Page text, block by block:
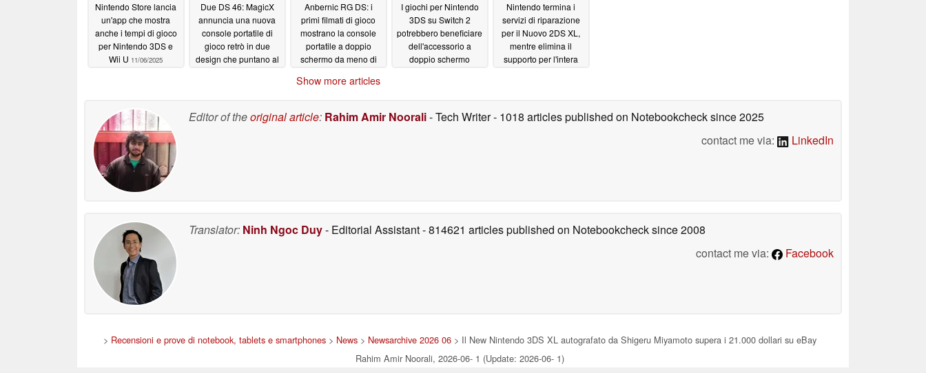
Nintendo Store lancia
un'app che mostra
anche i tempi di gioco
per Nintendo 3DS e
Wii U 11/06/2025
Due DS 46: MagicX
annuncia una nuova
console portatile di
gioco retrò in due
design che puntano al
Anbernic RG DS: i
primi filmati di gioco
mostrano la console
portatile a doppio
schermo da meno di
giochi per Nintendo DS
supporto dello stilo
I giochi per Nintendo
3DS su Switch 2
potrebbero beneficiare
dell'accessorio a
doppio schermo
Nintendo termina i
servizi di riparazione
per il Nuovo 2DS XL,
mentre elimina il
supporto per l'intera
Show more articles
Editor of theoriginal article: Rahim Amir Noorali- Tech Writer- 1018 articles published on Notebookchecksince 2025
contact me via:
LinkedIn
Translator: Ninh Ngoc Duy- Editorial Assistant- 814621 articles published on Notebookchecksince 2008
contact me via:
Facebook
> Recensioni e prove di notebook, tablets e smartphones> News> Newsarchive 2026 06> Il New Nintendo 3DS XL autografato da Shigeru Miyamoto supera i 21.000 dollari su eBay
Rahim Amir Noorali, 2026-06- 1 (Update: 2026-06- 1)